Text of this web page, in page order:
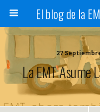
27
La EMT Asume